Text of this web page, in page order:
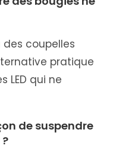
des coupelles
pratique
LED qui ne
de suspendre